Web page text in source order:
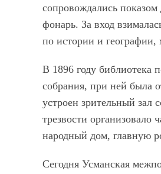
сопровождались
фонарь. За вход
по истории и географии,
В 1896 году библиотека
собрания, при ней была
устроен зрительный зал
трезвости
народный дом, главную
Сегодня Усманская